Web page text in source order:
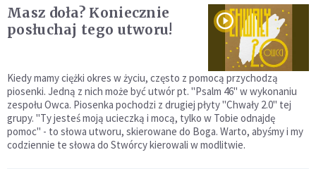
Masz doła? Koniecznie
posłuchaj tego utworu!
Kiedy mamy ciężki okres w życiu, często z pomocą przychodzą
piosenki. Jedną z nich może być utwór pt. "Psalm 46" w wykonaniu
zespołu Owca. Piosenka pochodzi z drugiej płyty "Chwały 2.0" tej
grupy. "Ty jesteś moją ucieczką i mocą, tylko w Tobie odnajdę
pomoc" - to słowa utworu, skierowane do Boga. Warto, abyśmy i my
codziennie te słowa do Stwórcy kierowali w modlitwie.